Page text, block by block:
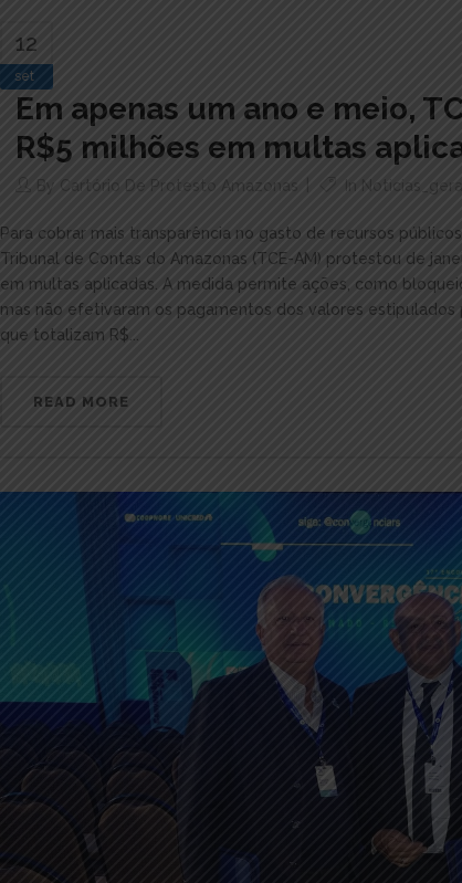
12
set
Em apenas um ano e meio,
R$5 milhões em multas
By Cartório De Protesto Amazonas In
Para cobrar mais transparência no gasto de recursos
Tribunal de Contas do Amazonas (TCE-AM) protestou de
em multas aplicadas. A medida permite ações, como
mas não efetivaram os pagamentos dos valores estipulados
que totalizam R$...
READ MORE